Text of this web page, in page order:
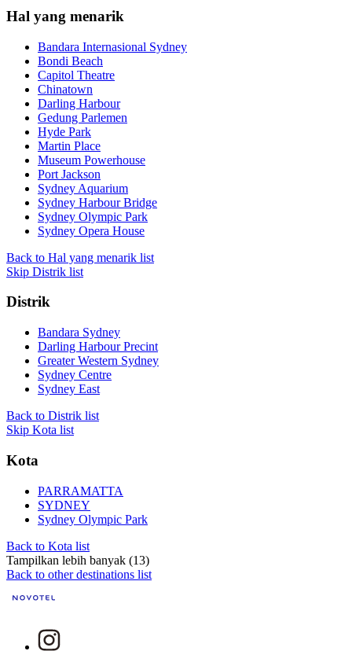
Hal yang menarik
Bandara Internasional Sydney
Bondi Beach
Capitol Theatre
Chinatown
Darling Harbour
Gedung Parlemen
Hyde Park
Martin Place
Museum Powerhouse
Port Jackson
Sydney Aquarium
Sydney Harbour Bridge
Sydney Olympic Park
Sydney Opera House
Back to Hal yang menarik list
Skip Distrik list
Distrik
Bandara Sydney
Darling Harbour Precint
Greater Western Sydney
Sydney Centre
Sydney East
Back to Distrik list
Skip Kota list
Kota
PARRAMATTA
SYDNEY
Sydney Olympic Park
Back to Kota list
Tampilkan lebih banyak (13)
Back to other destinations list